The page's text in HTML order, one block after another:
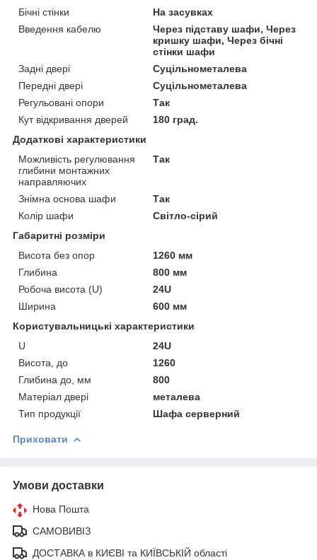
Бічні стінки
На засувках
Введення кабелю
Через підставу шафи, Через
кришку шафи, Через бічні
стінки шафи
Задні двері
Суцільнометалева
Передні двері
Суцільнометалева
Регульовані опори
Так
Кут відкривання дверей
180 град.
Додаткові характеристики
Можливість регулювання
глибини монтажних
направляючих
Так
Знімна основа шафи
Так
Колір шафи
Світло-сірий
Габаритні розміри
Висота без опор
1260 мм
Глибина
800 мм
Робоча висота (U)
24U
Ширина
600 мм
Користувальницькі характеристики
U
24U
Висота, до
1260
Глибина до, мм
800
Матеріал двері
металева
Тип продукції
Шафа серверний
Приховати
Умови доставки
Нова Пошта
САМОВИВІЗ
ДОСТАВКА в КИЄВІ та КИЇВСЬКІЙ області